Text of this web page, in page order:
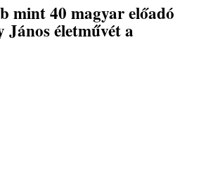
mint 40 magyar előadó
életművét a